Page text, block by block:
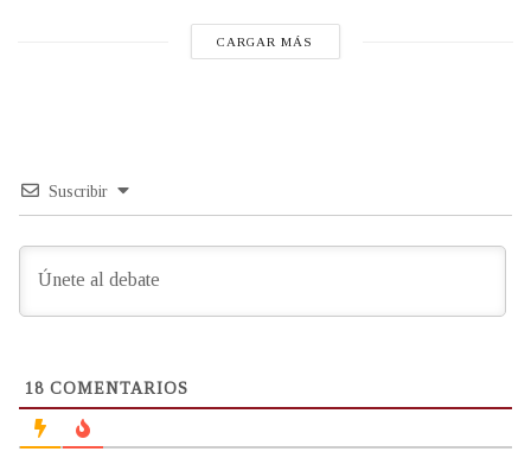
CARGAR MÁS
Suscribir
18 COMENTARIOS